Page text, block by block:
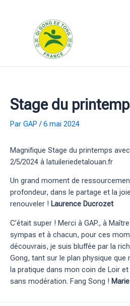
Stage du
Par GAP/6 mai 2024
Magnifique Stage du printemps
2/5/2024 à latuileriedetalouan.fr
Un grand moment de
profondeur, dans le partage et la
renouveler ! Laurence Ducrozet
C’était super ! Merci à GAP., à
sympas et à chacun, pour ces
découvrais, je suis bluffée par la
Gong, tant sur le plan physique que
la pratique dans mon coin de Loir
sans modération. Fang Song !